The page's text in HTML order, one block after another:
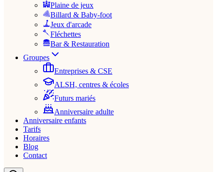
Plaine de jeux
Billard & Baby-foot
Jeux d'arcade
Fléchettes
Bar & Restauration
Groupes
Entreprises & CSE
ALSH, centres & écoles
Futurs mariés
Anniversaire adulte
Anniversaire enfants
Tarifs
Horaires
Blog
Contact